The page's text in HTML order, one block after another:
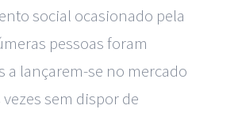
social ocasionado pela
pessoas foram
a lançarem-se no mercado
sem dispor de